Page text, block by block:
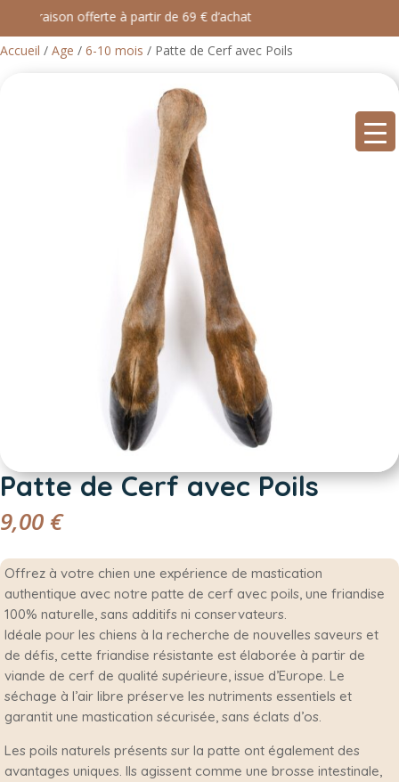
Livraison offerte à partir de 69 € d’achat
Accueil / Age / 6-10 mois / Patte de Cerf avec Poils
Patte de Cerf avec Poils
9,00€
Offrez à votre chien une expérience de mastication
authentique avec notre patte de cerf avec poils, une friandise
100% naturelle, sans additifs ni conservateurs.
Idéale pour les chiens à la recherche de nouvelles saveurs et
de défis, cette friandise résistante est élaborée à partir de
viande de cerf de qualité supérieure, issue d’Europe. Le
séchage à l’air libre préserve les nutriments essentiels et
garantit une mastication sécurisée, sans éclats d’os.
Les poils naturels présents sur la patte ont également des
avantages uniques. Ils agissent comme une brosse intestinale,